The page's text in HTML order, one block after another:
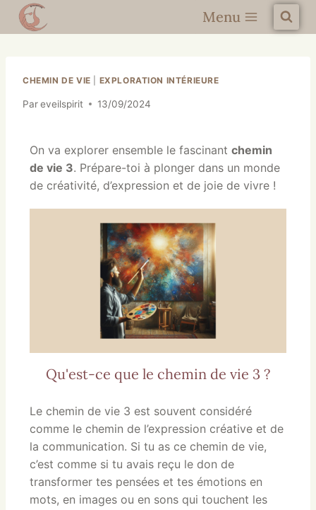
Menu
CHEMIN DE VIE EXPLORATION INTÉRIEURE
Pareveilspirit 13/09/2024
On va explorer ensemble le fascinant chemin
de vie 3. Prépare-toi à plonger dans un monde
de créativité, d’expression et de joie de vivre !
Qu'est-ce que le chemin de vie 3 ?
Le chemin de vie 3 est souvent considéré
comme le chemin de l’expression créative et de
la communication. Si tu as ce chemin de vie,
c’est comme si tu avais reçu le don de
transformer tes pensées et tes émotions en
mots, en images ou en sons qui touchent les